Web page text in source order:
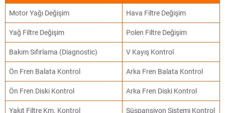
Motor Yağı Değişim Hava Filtre Değişim
Yağ Filtre Değişim Polen Filtre Değişim
Bakım Sıfırlama (Diagnostic) V Kayış Kontrol
Ön Fren Balata Kontrol Arka Fren Balata Kontrol
Ön Fren Diski Kontrol Arka Fren Diski Kontrol
Yakıt Filtre Km. Kontrol Süspansiyon Sistemi Kontrol